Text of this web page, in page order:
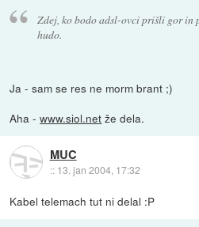
Zdej, ko bodo adsl-ovci prišli gor in
hudo.
Ja - sam se res ne morm brant ;)
Aha -www.siol.net že dela.
MUC
:: 13. jan 2004, 17:32
Kabel telemach tut ni delal :P